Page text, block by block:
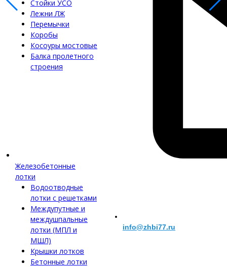
Стойки УСО
Лежни ЛЖ
Перемычки
Коробы
Косоуры мостовые
Балка пролетного
строения
Железобетонные
лотки
Водоотводные
лотки с решетками
Междупутные и
междушпальные
лотки (МПЛ и
МШЛ)
Крышки лотков
Бетонные лотки
info@zhbi77.ru